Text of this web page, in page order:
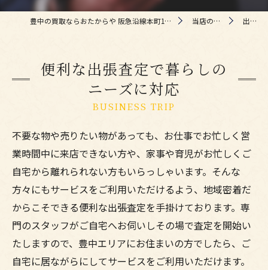
豊中の買取ならおたからや 阪急沿線本町1丁目店 当店の特徴 出張
便利な出張査定で暮らしの
ニーズに対応
BUSINESS TRIP
不要な物や売りたい物があっても、お仕事でお忙しく営
業時間中に来店できない方や、家事や育児がお忙しくご
自宅から離れられない方もいらっしゃいます。そんな
方々にもサービスをご利用いただけるよう、地域密着だ
からこそできる便利な出張査定を手掛けております。専
門のスタッフがご自宅へお伺いしその場で査定を開始い
たしますので、豊中エリアにお住まいの方でしたら、ご
自宅に居ながらにしてサービスをご利用いただけます。